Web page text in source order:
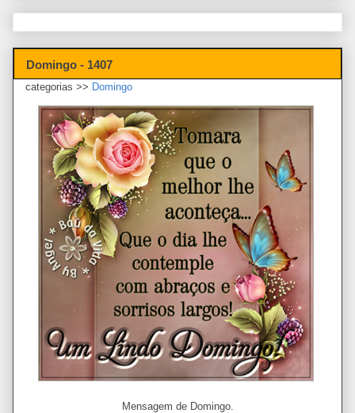
Domingo - 1407
categorias >> Domingo
Mensagem de Domingo.